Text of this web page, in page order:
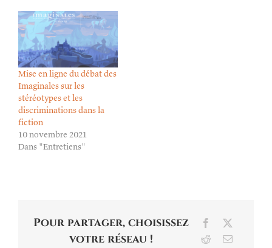
Mise en ligne du débat des
Imaginales sur les
stéréotypes et les
discriminations dans la
fiction
10 novembre 2021
Dans "Entretiens"
Pour partager, choisissez
votre réseau !
Facebook
RedditEmail